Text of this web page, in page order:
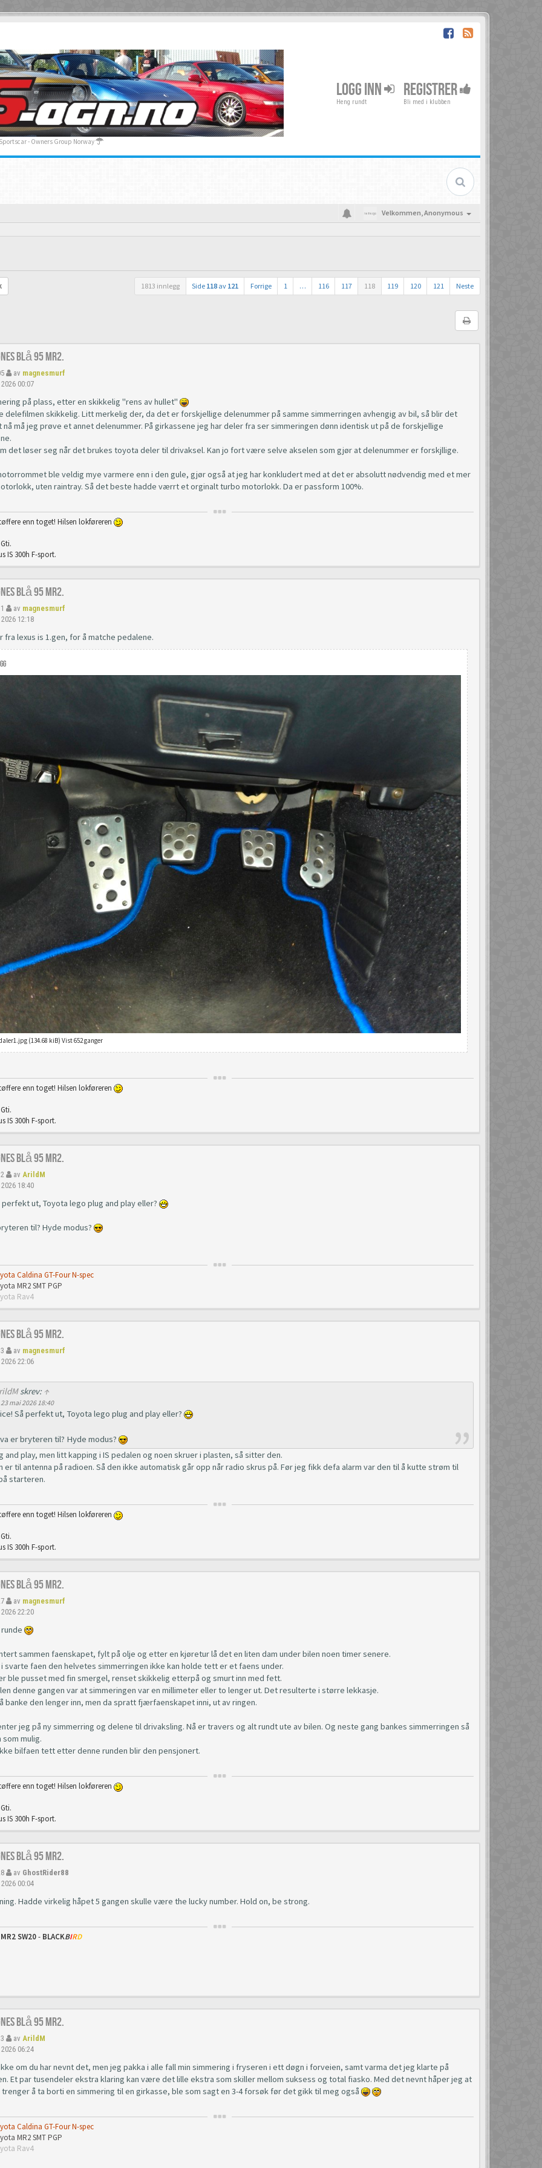
- Owners Group Norway
LOGG INN
Heng rundt
REGISTRER
Bli med i klubben
Velkommen,Anonymous
1813 innlegg Side 118 av 121 Forrige 1 … 116 117 118 119 120 121 Neste
Blå 95 Mr2.
av magnesmurf
00:07
på plass, etter en skikkelig "rens av hullet"
delefilmen skikkelig. Litt merkelig der, da det er forskjellige delenummer på samme simmerringen avhengig av bil, så blir det
må jeg prøve et annet delenummer. På girkassene jeg har deler fra ser simmeringen dønn identisk ut på de forskjellige
det løser seg når det brukes toyota deler til drivaksel. Kan jo fort være selve akselen som gjør at delenummer er forskjllige.
ble veldig mye varmere enn i den gule, gjør også at jeg har konkludert med at det er absolutt nødvendig med et mer
uten raintray. Så det beste hadde værrt et orginalt turbo motorlokk. Da er passform 100%.
enn toget! Hilsen lokføreren
IS 300h F-sport.
Blå 95 Mr2.
av magnesmurf
12:18
fra lexus is 1.gen, for å matche pedalene.
(134.68 kiB) Vist 652 ganger
enn toget! Hilsen lokføreren
IS 300h F-sport.
Blå 95 Mr2.
av ArildM
18:40
perfekt ut, Toyota lego plug and play eller?
til? Hyde modus?
Caldina GT-Four N-spec
MR2 SMT PGP
Rav4
Blå 95 Mr2.
av magnesmurf
22:06
skrev: ↑
23 mai 2026 18:40
Så perfekt ut, Toyota lego plug and play eller?
er bryteren til? Hyde modus?
and play, men litt kapping i IS pedalen og noen skruer i plasten, så sitter den.
er til antenna på radioen. Så den ikke automatisk går opp når radio skrus på. Før jeg fikk defa alarm var den til å kutte strøm til
starteren.
enn toget! Hilsen lokføreren
IS 300h F-sport.
Blå 95 Mr2.
av magnesmurf
22:20
sammen faenskapet, fylt på olje og etter en kjøretur lå det en liten dam under bilen noen timer senere.
svarte faen den helvetes simmerringen ikke kan holde tett er et faens under.
ble pusset med fin smergel, renset skikkelig etterpå og smurt inn med fett.
denne gangen var at simmeringen var en millimeter eller to lenger ut. Det resulterte i større lekkasje.
banke den lenger inn, men da spratt fjærfaenskapet inni, ut av ringen.
jeg på ny simmerring og delene til drivaksling. Nå er travers og alt rundt ute av bilen. Og neste gang bankes simmerringen så
som mulig.
bilfaen tett etter denne runden blir den pensjonert.
enn toget! Hilsen lokføreren
IS 300h F-sport.
Blå 95 Mr2.
av GhostRider88
00:04
Hadde virkelig håpet 5 gangen skulle være the lucky number. Hold on, be strong.
SW20- BLACKBIRD
Blå 95 Mr2.
av ArildM
06:24
om du har nevnt det, men jeg pakka i alle fall min simmering i fryseren i ett døgn i forveien, samt varma det jeg klarte på
Et par tusendeler ekstra klaring kan være det lille ekstra som skiller mellom suksess og total fiasko. Med det nevnt håper jeg at
å ta borti en simmering til en girkasse, ble som sagt en 3-4 forsøk før det gikk til meg også
Caldina GT-Four N-spec
MR2 SMT PGP
Rav4